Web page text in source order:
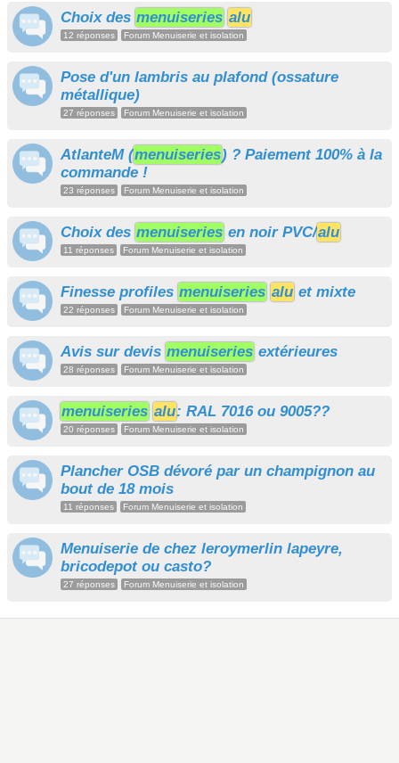
Choix des menuiseries alu
12 réponses Forum Menuiserie et isolation
Pose d'un lambris au plafond (ossature
métallique)
27 réponses Forum Menuiserie et isolation
AtlanteM (menuiseries) ? Paiement 100% à la
commande !
23 réponses Forum Menuiserie et isolation
Choix des menuiseries en noir PVC/alu
11 réponses Forum Menuiserie et isolation
Finesse profiles menuiseries alu et mixte
22 réponses Forum Menuiserie et isolation
Avis sur devis menuiseries extérieures
28 réponses Forum Menuiserie et isolation
menuiseries alu: RAL 7016 ou 9005??
20 réponses Forum Menuiserie et isolation
Plancher OSB dévoré par un champignon au
bout de 18 mois
11 réponses Forum Menuiserie et isolation
Menuiserie de chez leroymerlin lapeyre,
bricodepot ou casto?
27 réponses Forum Menuiserie et isolation